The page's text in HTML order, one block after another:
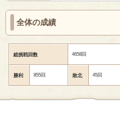
全体の成績
総挑戦回数 4658回
勝利 855回 敗北 45回